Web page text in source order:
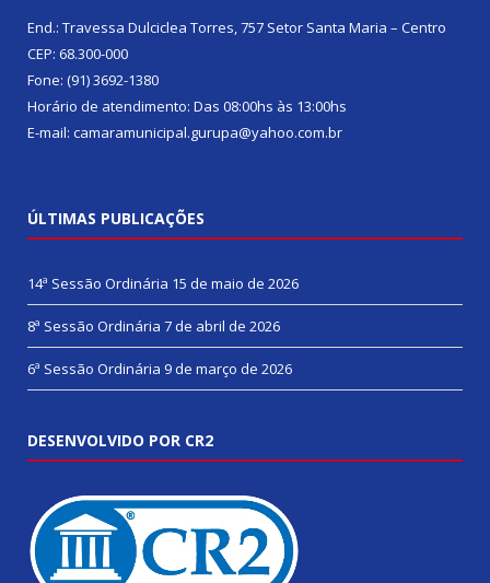
End.: Travessa Dulciclea Torres, 757 Setor Santa Maria – Centro
CEP: 68.300-000
Fone: (91) 3692-1380
Horário de atendimento: Das 08:00hs às 13:00hs
E-mail: camaramunicipal.gurupa@yahoo.com.br
ÚLTIMAS PUBLICAÇÕES
14ª Sessão Ordinária 15 de maio de 2026
8ª Sessão Ordinária 7 de abril de 2026
6ª Sessão Ordinária 9 de março de 2026
DESENVOLVIDO POR CR2